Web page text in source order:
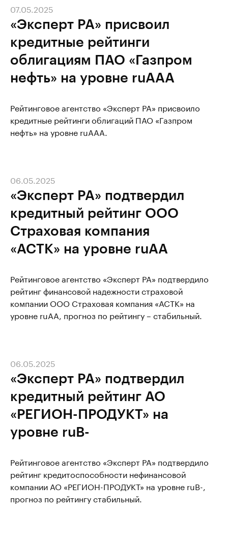
«Эксперт РА» присвоил
кредитные рейтинги
облигациям ПАО «Газпром
нефть» на уровне ruAAA
07.05.2025
Рейтинговое агентство «Эксперт РА» присвоило
кредитные рейтинги облигаций ПАО «Газпром
нефть» на уровне ruAAA.
«Эксперт РА» подтвердил
кредитный рейтинг ООО
Страховая компания
«АСТК» на уровне ruАА
06.05.2025
Рейтинговое агентство «Эксперт РА» подтвердило
рейтинг финансовой надежности страховой
компании ООО Страховая компания «АСТК» на
уровне ruАА, прогноз по рейтингу – стабильный.
«Эксперт РА» подтвердил
кредитный рейтинг АО
«РЕГИОН-ПРОДУКТ» на
уровне ruВ-
06.05.2025
Рейтинговое агентство «Эксперт РА» подтвердило
рейтинг кредитоспособности нефинансовой
компании АО «РЕГИОН-ПРОДУКТ» на уровне ruВ-,
прогноз по рейтингу стабильный.